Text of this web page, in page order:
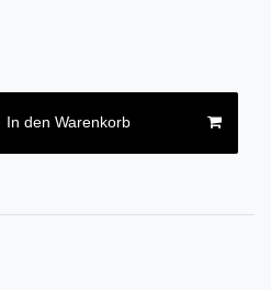
In den Warenkorb